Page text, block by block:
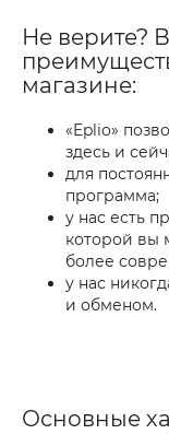
Не верите?
магазине:
«Eplio»
здесь и
для
программа;
у нас есть
которой вы
более
у нас
и обменом.
Основные